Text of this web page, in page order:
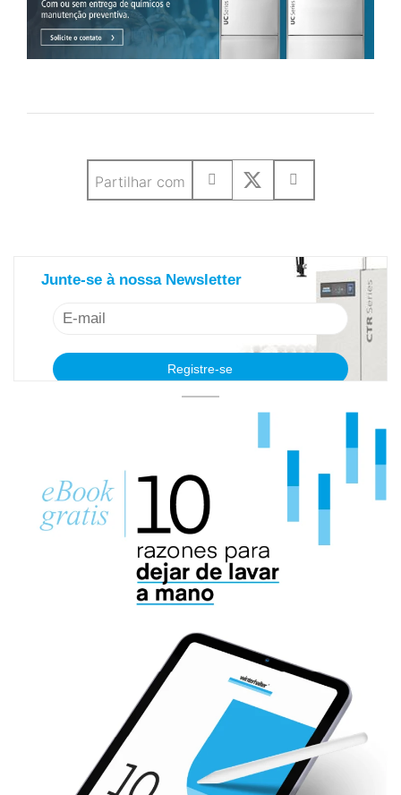
Partilhar com
Junte-se à nossa Newsletter